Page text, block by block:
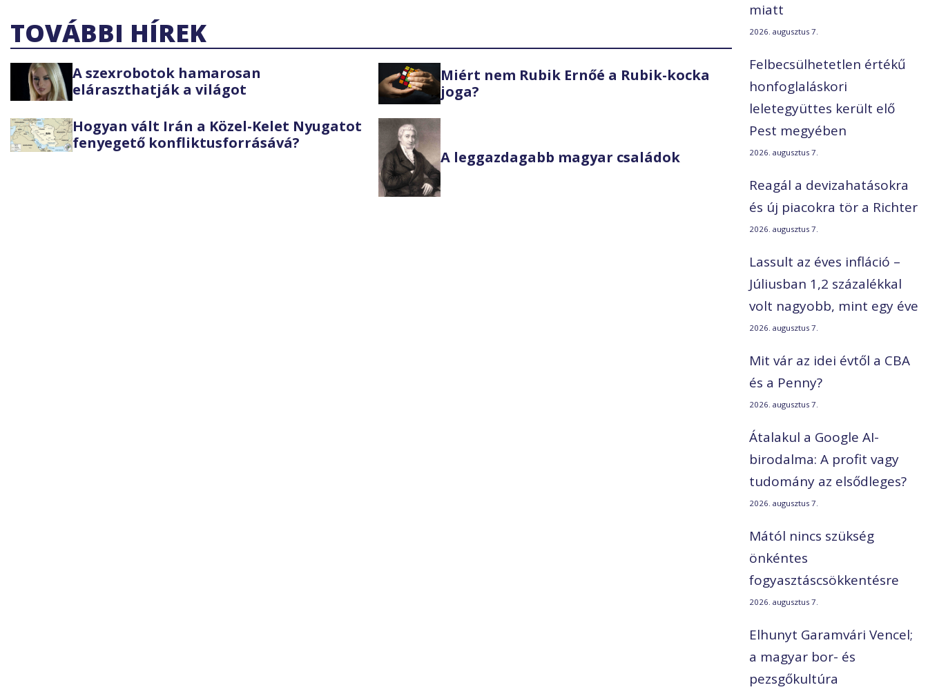
TOVÁBBI HÍREK
A szexrobotok hamarosan
eláraszthatják a világot
Miért nem Rubik Ernőé a Rubik-kocka
joga?
Hogyan vált Irán a Közel-Kelet Nyugatot
fenyegető konfliktusforrásává?
A leggazdagabb magyar családok
miatt
2026. augusztus 7.
Felbecsülhetetlen értékű
honfoglaláskori
leletegyüttes került elő
Pest megyében
2026. augusztus 7.
Reagál a devizahatásokra
és új piacokra tör a Richter
2026. augusztus 7.
Lassult az éves infláció –
Júliusban 1,2 százalékkal
volt nagyobb, mint egy éve
2026. augusztus 7.
Mit vár az idei évtől a CBA
és a Penny?
2026. augusztus 7.
Átalakul a Google AI-
birodalma: A profit vagy
tudomány az elsődleges?
2026. augusztus 7.
Mától nincs szükség
önkéntes
fogyasztáscsökkentésre
2026. augusztus 7.
Elhunyt Garamvári Vencel;
a magyar bor- és
pezsgőkultúra